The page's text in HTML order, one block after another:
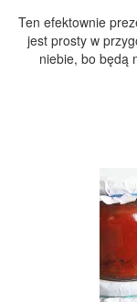
Ten efektownie
jest prosty w
niebie, bo będą